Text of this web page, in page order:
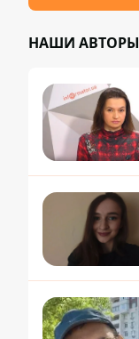
НАШИ АВТОРЫ